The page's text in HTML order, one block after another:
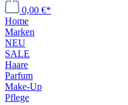
0,00 €*
Home
Marken
NEU
SALE
Haare
Parfum
Make-Up
Pflege